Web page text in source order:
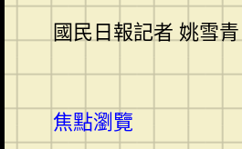
國民日報記者 姚雪
焦點瀏覽